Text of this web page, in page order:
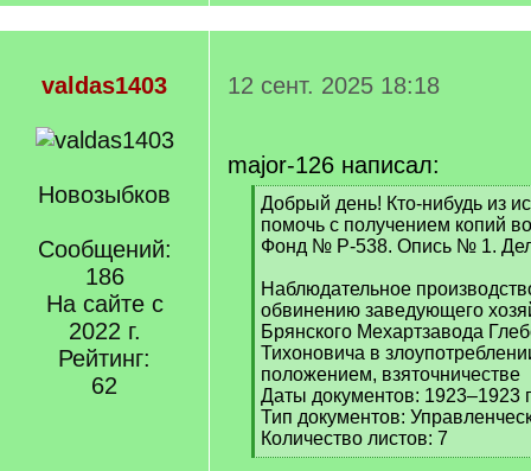
valdas1403
Новозыбков
Сообщений:
186
На сайте с
2022 г.
Рейтинг:
62
12 сент. 2025 18:18
major-126 написал:
[
q
]
Добрый день! Кто-нибудь из
помочь с получением копий
Фонд № Р-538. Опись № 1.
Наблюдательное
обвинению заведующего
Брянского Мехартзавода
Тихоновича в
положением, взяточничестве
Даты документов: 1923–1923
Тип документов:
Количество листов: 7
[